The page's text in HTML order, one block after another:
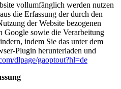
vollumfänglich werden nutzen
die Erfassung der durch den
der Website bezogenen
Google sowie die Verarbeitung
indem Sie das unter dem
Plugin herunterladen und
dlpage/gaoptout?hl=de